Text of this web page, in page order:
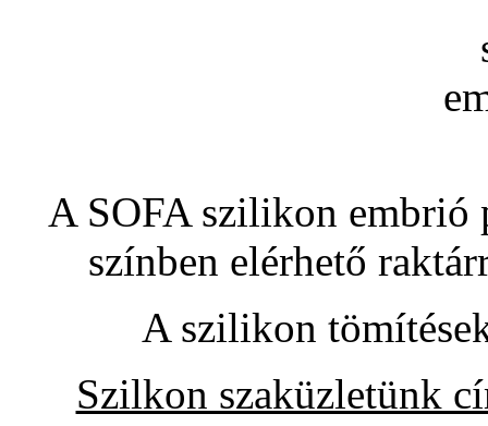
A SOFA szilikon embrió
színben elérhető
A szilikon
Szilkon szaküzletünk